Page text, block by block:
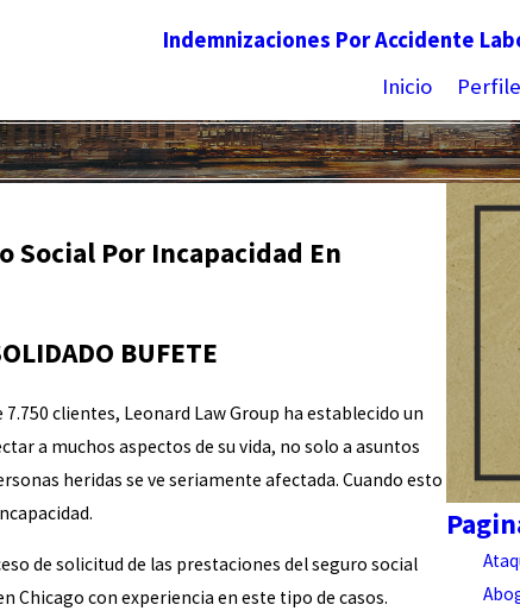
Indemnizaciones Por Accidente
Inicio
Social Por Incapacidad En
BUFETE
clientes, Leonard Law Group ha establecido un
a muchos aspectos de su vida, no solo a asuntos
heridas se ve seriamente afectada. Cuando esto
de solicitud de las prestaciones del seguro social
Chicago con experiencia en este tipo de casos.